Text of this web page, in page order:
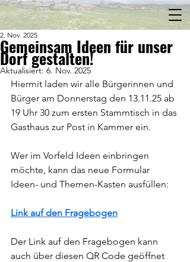
Gemeinsam Ideen für unser
Dorf gestalten!
2. Nov. 2025
Aktualisiert: 6. Nov. 2025
Hiermit laden wir alle Bürgerinnen und
Bürger am Donnerstag den 13.11.25 ab
19 Uhr 30 zum ersten Stammtisch in das
Gasthaus zur Post in Kammer ein.
Wer im Vorfeld Ideen einbringen
möchte, kann das neue Formular
Ideen- und Themen-Kasten ausfüllen:
Link auf den Fragebogen
Der Link auf den Fragebogen kann
auch über diesen QR Code geöffnet